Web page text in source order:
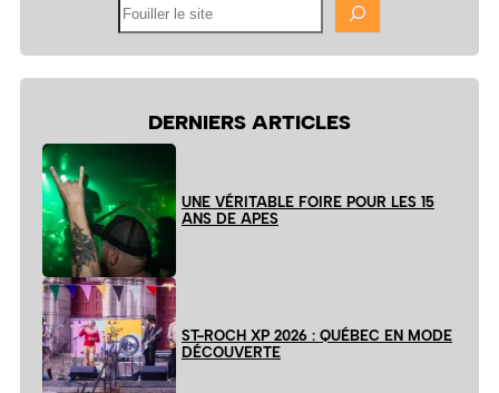
DERNIERS ARTICLES
UNE VÉRITABLE FOIRE POUR LES 15
ANS DE APES
ST-ROCH XP 2026 : QUÉBEC EN MODE
DÉCOUVERTE